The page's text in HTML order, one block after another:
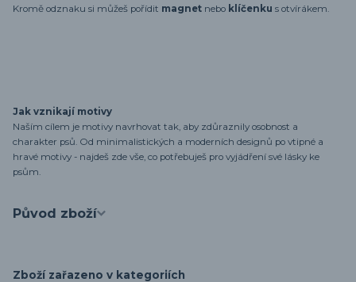
Kromě odznaku si můžeš pořídit magnet nebo klíčenku s otvírákem.
Jak vznikají motivy
Naším cílem je motivy navrhovat tak, aby zdůraznily osobnost a
charakter psů. Od minimalistických a moderních designů po vtipné a
hravé motivy - najdeš zde vše, co potřebuješ pro vyjádření své lásky ke
psům.
Původ zboží
Zboží zařazeno v kategoriích